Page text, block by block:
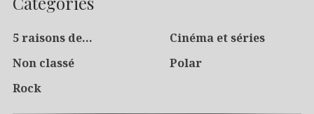
5 raisons de…
Cinéma et séries
Non classé
Polar
Rock